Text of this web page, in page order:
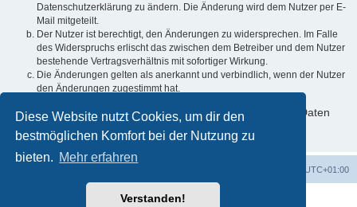
Diese Website nutzt Cookies, um dir den
bestmöglichen Komfort bei der Nutzung zu
bieten. Mehr erfahren
Verstanden!
Datenschutzerklärung zu ändern. Die Änderung wird dem Nutzer per E-
Mail mitgeteilt.
Der Nutzer ist berechtigt, den Änderungen zu widersprechen. Im Falle
des Widerspruchs erlischt das zwischen dem Betreiber und dem Nutzer
bestehende Vertragsverhältnis mit sofortiger Wirkung.
Die Änderungen gelten als anerkannt und verbindlich, wenn der Nutzer
den Änderungen zugestimmt hat.
Informationen über den Umgang mit deinen persönlichen Daten
sind in der Datenschutzerklärung enthalten.
UTC+01:00
Powered byphpBB® Forum Software © phpBB Limited